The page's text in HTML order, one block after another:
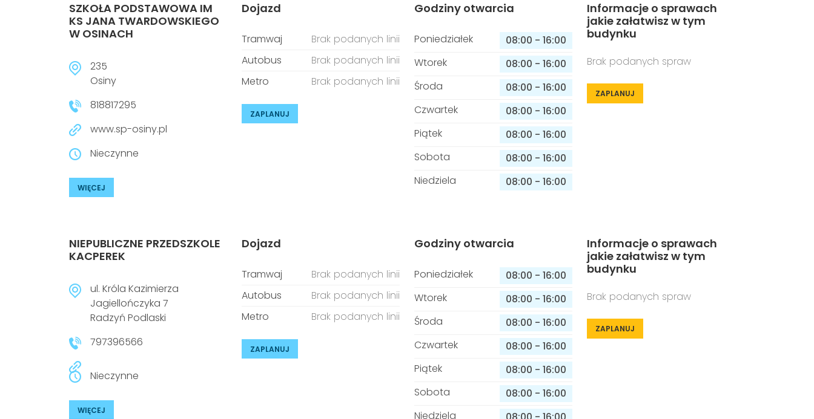
SZKOŁA PODSTAWOWA IM
KS JANA TWARDOWSKIEGO
W OSINACH
235
Osiny
818817295
www.sp-osiny.pl
Nieczynne
WIĘCEJ
Dojazd
Tramwaj
Brak podanych linii
Autobus
Brak podanych linii
Metro
Brak podanych linii
ZAPLANUJ
Godziny otwarcia
Poniedziałek 08:00 - 16:00
Wtorek
08:00 - 16:00
Środa
08:00 - 16:00
Czwartek
08:00 - 16:00
Piątek
08:00 - 16:00
Sobota
08:00 - 16:00
Niedziela
08:00 - 16:00
Informacje o sprawach
jakie załatwisz w tym
budynku
Brak podanych spraw
ZAPLANUJ
NIEPUBLICZNE PRZEDSZKOLE
KACPEREK
ul. Króla Kazimierza
Jagiellończyka 7
Radzyń Podlaski
797396566
Nieczynne
WIĘCEJ
Dojazd
Tramwaj
Brak podanych linii
Autobus
Brak podanych linii
Metro
Brak podanych linii
ZAPLANUJ
Godziny otwarcia
Poniedziałek 08:00 - 16:00
Wtorek
08:00 - 16:00
Środa
08:00 - 16:00
Czwartek
08:00 - 16:00
Piątek
08:00 - 16:00
Sobota
08:00 - 16:00
Niedziela
Informacje o sprawach
jakie załatwisz w tym
budynku
Brak podanych spraw
ZAPLANUJ